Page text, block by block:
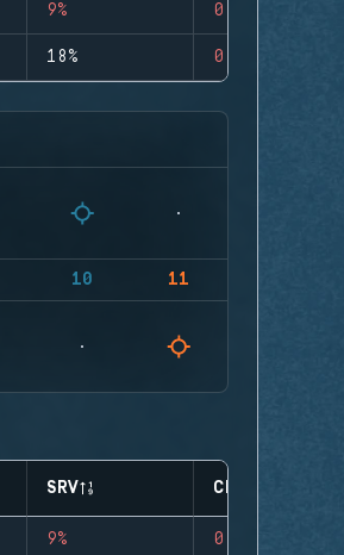
9% 0
18% 0
10 11
SRV CLUTCHES
9% 0